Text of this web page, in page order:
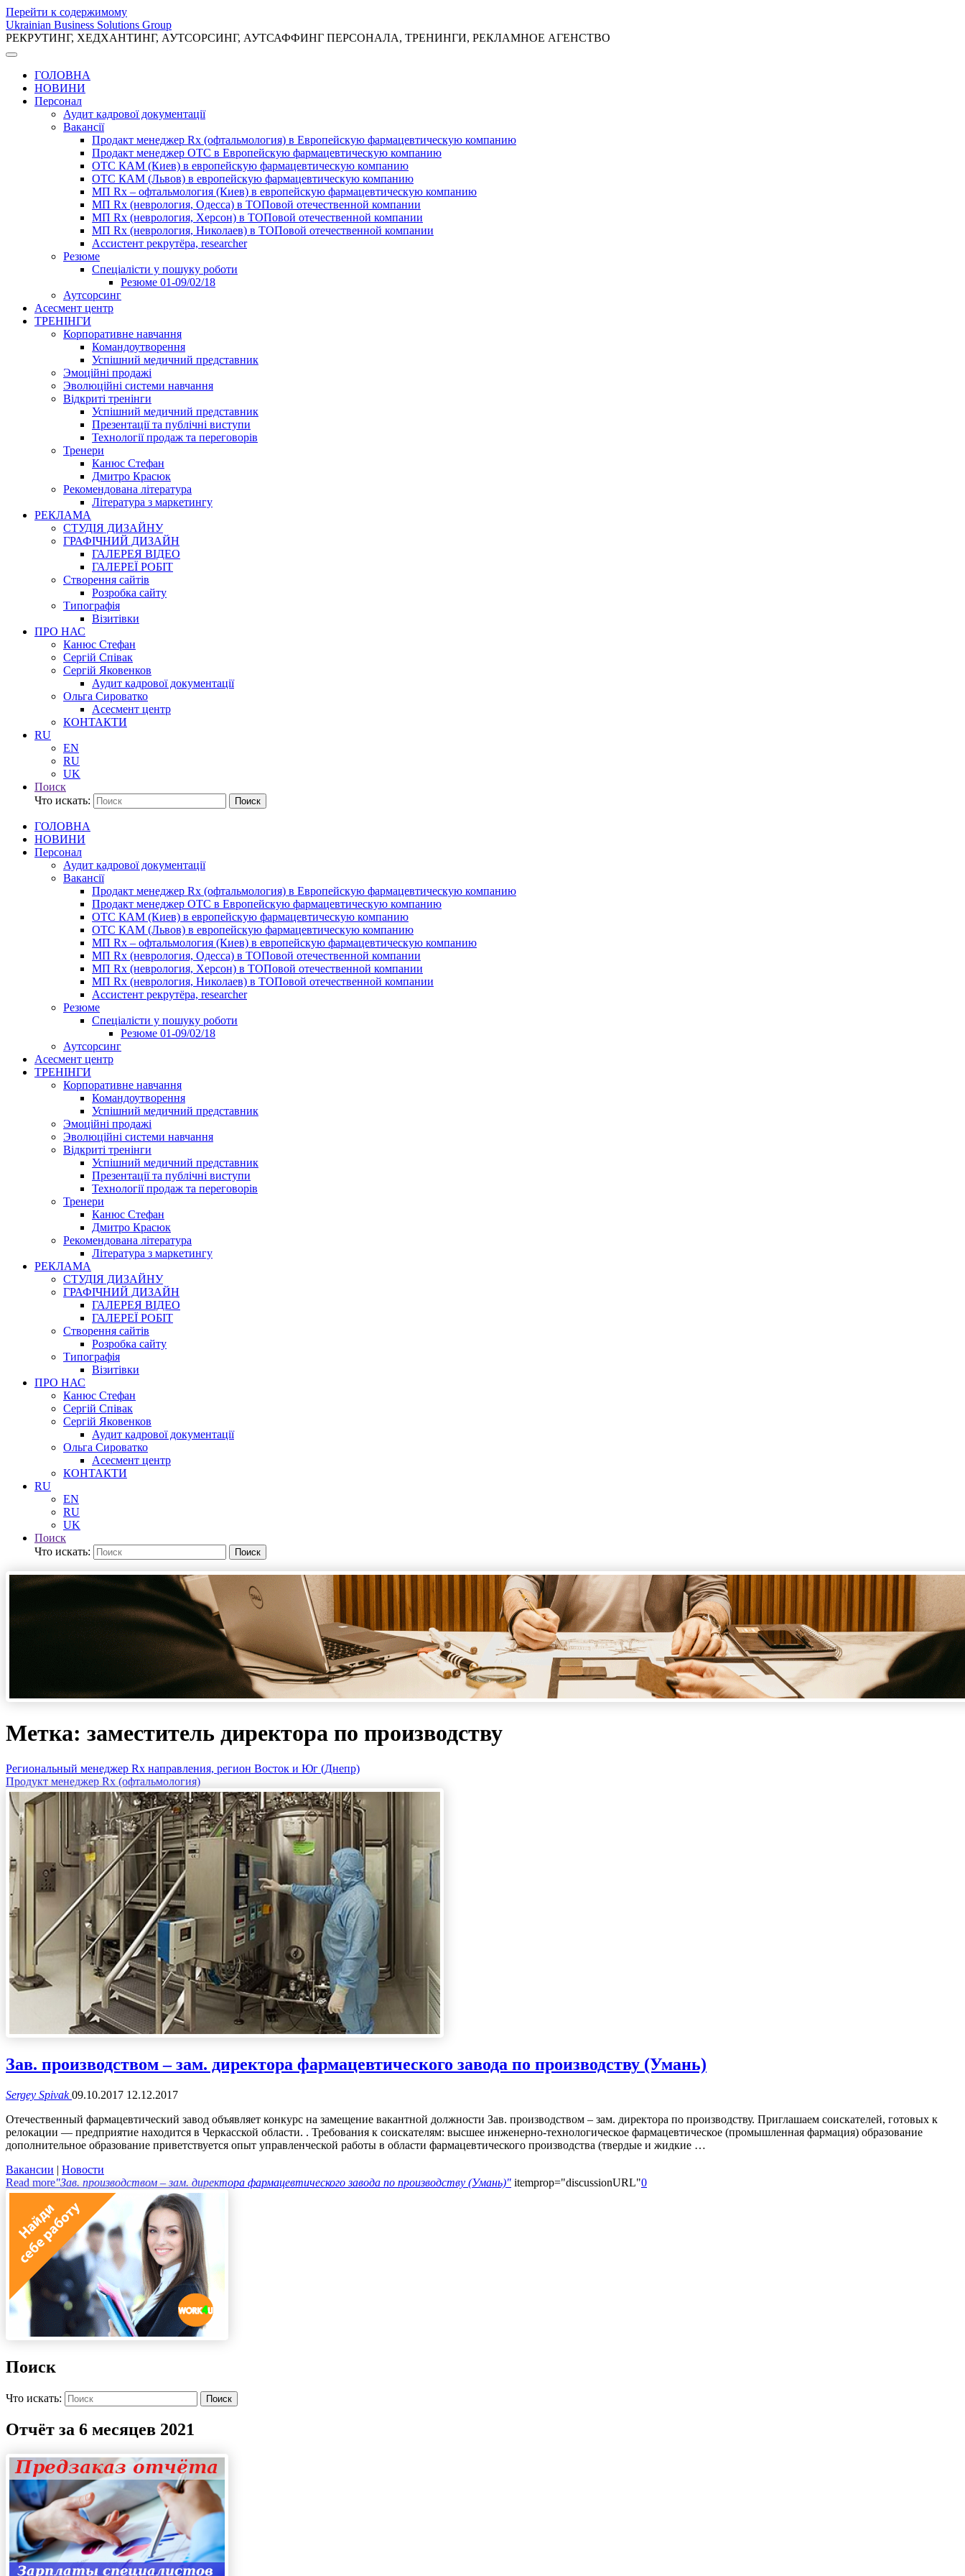
Перейти к содержимому
Ukrainian Business Solutions Group
РЕКРУТИНГ, ХЕДХАНТИНГ, АУТСОРСИНГ, АУТСАФФИНГ ПЕРСОНАЛА, ТРЕНИНГИ, РЕКЛАМНОЕ АГЕНСТВО
ГОЛОВНА
НОВИНИ
Персонал
Аудит кадрової документації
Вакансії
Продакт менеджер Rx (офтальмология) в Европейскую фармацевтическую компанию
Продакт менеджер ОТС в Европейскую фармацевтическую компанию
ОТС КАМ (Киев) в европейскую фармацевтическую компанию
ОТС КАМ (Львов) в европейскую фармацевтическую компанию
МП Rx – офтальмология (Киев) в европейскую фармацевтическую компанию
МП Rx (неврология, Одесса) в ТОПовой отечественной компании
МП Rx (неврология, Херсон) в ТОПовой отечественной компании
МП Rx (неврология, Николаев) в ТОПовой отечественной компании
Ассистент рекрутёра, researcher
Резюме
Cпеціалісти у пошуку роботи
Резюме 01-09/02/18
Аутсорсинг
Асесмент центр
ТРЕНІНГИ
Корпоративне навчання
Командоутворення
Успішний медичний представник
Эмоційні продажі
Эволюційні системи навчання
Відкриті тренінги
Успішний медичний представник
Презентації та публічні виступи
Технології продаж та переговорів
Тренери
Канюс Стефан
Дмитро Красюк
Рекомендована література
Література з маркетингу
РЕКЛАМА
СТУДІЯ ДИЗАЙНУ
ГРАФІЧНИЙ ДИЗАЙН
ГАЛЕРЕЯ ВІДЕО
ГАЛЕРЕЇ РОБІТ
Створення сайтів
Розробка сайту
Типографія
Візитівки
ПРО НАС
Канюс Стефан
Сергій Співак
Сергій Яковенков
Аудит кадрової документації
Ольга Сироватко
Асесмент центр
КОНТАКТИ
RU
EN
RU
UK
Поиск
Что искать:
Поиск
ГОЛОВНА
НОВИНИ
Персонал
Аудит кадрової документації
Вакансії
Продакт менеджер Rx (офтальмология) в Европейскую фармацевтическую компанию
Продакт менеджер ОТС в Европейскую фармацевтическую компанию
ОТС КАМ (Киев) в европейскую фармацевтическую компанию
ОТС КАМ (Львов) в европейскую фармацевтическую компанию
МП Rx – офтальмология (Киев) в европейскую фармацевтическую компанию
МП Rx (неврология, Одесса) в ТОПовой отечественной компании
МП Rx (неврология, Херсон) в ТОПовой отечественной компании
МП Rx (неврология, Николаев) в ТОПовой отечественной компании
Ассистент рекрутёра, researcher
Резюме
Cпеціалісти у пошуку роботи
Резюме 01-09/02/18
Аутсорсинг
Асесмент центр
ТРЕНІНГИ
Корпоративне навчання
Командоутворення
Успішний медичний представник
Эмоційні продажі
Эволюційні системи навчання
Відкриті тренінги
Успішний медичний представник
Презентації та публічні виступи
Технології продаж та переговорів
Тренери
Канюс Стефан
Дмитро Красюк
Рекомендована література
Література з маркетингу
РЕКЛАМА
СТУДІЯ ДИЗАЙНУ
ГРАФІЧНИЙ ДИЗАЙН
ГАЛЕРЕЯ ВІДЕО
ГАЛЕРЕЇ РОБІТ
Створення сайтів
Розробка сайту
Типографія
Візитівки
ПРО НАС
Канюс Стефан
Сергій Співак
Сергій Яковенков
Аудит кадрової документації
Ольга Сироватко
Асесмент центр
КОНТАКТИ
RU
EN
RU
UK
Поиск
Что искать:
Поиск
Метка: заместитель директора по производству
Региональный менеджер Rx направления, регион Восток и Юг (Днепр)
Продукт менеджер Rx (офтальмология)
Зав. производством – зам. директора фармацевтического завода по производству (Умань)
Sergey Spivak 09.10.2017 12.12.2017
Отечественный фармацевтический завод объявляет конкурс на замещение вакантной должности Зав. производством – зам. директора по производству. Приглашаем соискателей, готовых к
релокации — предприятие находится в Черкасской области. . Требования к соискателям: высшее инженерно-технологическое фармацевтическое (промышленная фармация) образование
дополнительное образование приветствуется опыт управленческой работы в области фармацевтического производства (твердые и жидкие …
Вакансии | Новости
Read more"Зав. производством – зам. директора фармацевтического завода по производству (Умань)" itemprop="discussionURL"0
Поиск
Что искать: Поиск
Отчёт за 6 месяцев 2021